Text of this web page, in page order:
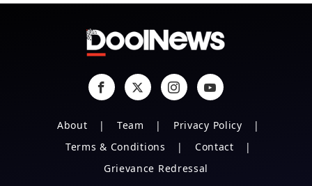
About Team
Privacy Policy
Terms & Conditions
Contact
Grievance Redressal